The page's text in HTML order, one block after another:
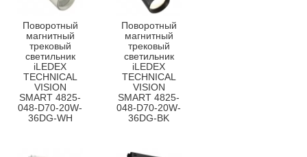
Поворотный
магнитный
трековый
светильник
iLEDEX
TECHNICAL
VISION
SMART 4825-
048-D70-20W-
36DG-WH
Поворотный
магнитный
трековый
светильник
iLEDEX
TECHNICAL
VISION
SMART 4825-
048-D70-20W-
36DG-BK